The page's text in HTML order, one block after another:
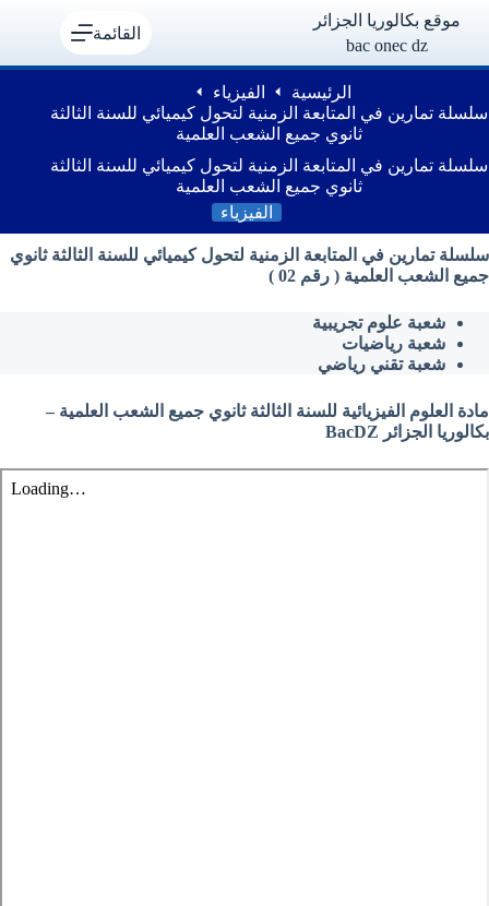
موقع بكالوريا الجزائر
bac onec dz
القائمة
الرئيسية
الفيزياء
سلسلة تمارين في المتابعة الزمنية لتحول كيميائي للسنة الثالثة
ثانوي جميع الشعب العلمية
سلسلة تمارين في المتابعة الزمنية لتحول كيميائي للسنة الثالثة
ثانوي جميع الشعب العلمية
الفيزياء
سلسلة تمارين في المتابعة الزمنية لتحول كيميائي للسنة الثالثة ثانوي
جميع الشعب العلمية ( رقم 02 )
شعبة علوم تجريبية
شعبة رياضيات
شعبة تقني رياضي
مادة العلوم الفيزيائية للسنة الثالثة ثانوي جميع الشعب العلمية –
بكالوريا الجزائر BacDZ